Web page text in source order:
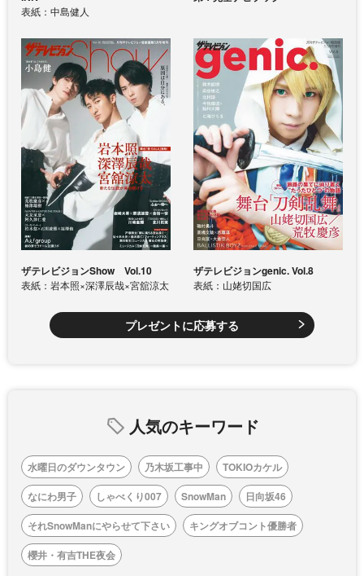
表紙：中島健人
ザテレビジョンShow Vol.10
表紙：岩本照×深澤辰哉×宮舘涼太
ザテレビジョンgenic. Vol.8
表紙：山姥切国広
プレゼントに応募する
人気のキーワード
水曜日のダウンタウン 乃木坂工事中
TOKIOカケル
なにわ男子
しゃべくり007 SnowMan
日向坂46
それSnowManにやらせて下さい
キングオブコント優勝者
櫻井・有吉THE夜会